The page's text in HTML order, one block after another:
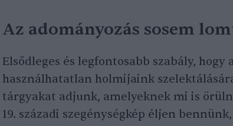
Az adományozás sosem
Elsődleges és legfontosabb szabály, hogy
használhatatlan holmijaink
tárgyakat adjunk, amelyeknek mi is
19. századi szegénységkép éljen